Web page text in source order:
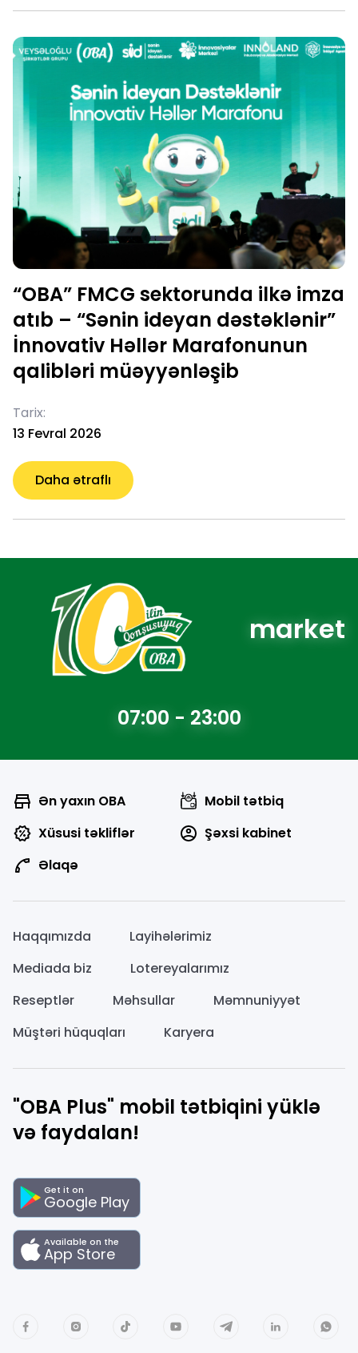
“OBA” FMCG sektorunda ilkə imza
atıb – “Sənin ideyan dəstəklənir”
İnnovativ Həllər Marafonunun
qalibləri müəyyənləşib
Tarix:
13 Fevral 2026
Daha ətraflı
market
07:00 - 23:00
Ən yaxın OBA
Mobil tətbiq
Xüsusi təkliflər
Şəxsi kabinet
Əlaqə
Haqqımızda
Layihələrimiz
Mediada biz
Lotereyalarımız
Reseptlər
Məhsullar
Məmnuniyyət
Müştəri hüquqları
Karyera
"OBA Plus" mobil tətbiqini yüklə
və faydalan!
Get it on
Google Play
Available on the
App Store